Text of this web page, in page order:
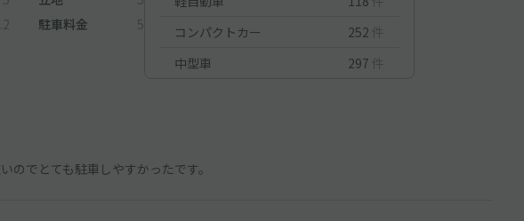
駐車料金 5
コンパクトカー
252 件
中型車
297 件
のでとても駐車しやすかったです。